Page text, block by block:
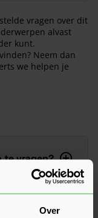
Over
vragen over dit
alvast
kunt.
Neem dan
we helpen je
te vragen?